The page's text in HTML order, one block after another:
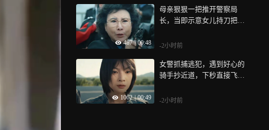
467 | 00:48
母亲狠狠一把推开警察局
长，当即示意女儿持刀把歹
-2小时前
1062 | 00:49
女警抓捕逃犯，遇到好心的
骑手抄近道，下秒直接飞身
-2小时前